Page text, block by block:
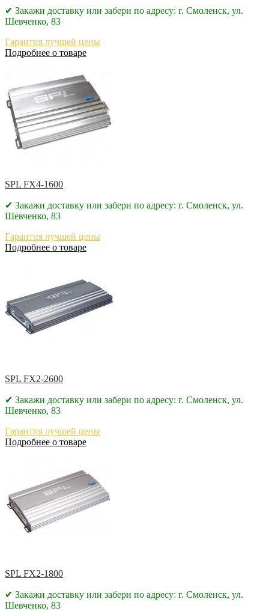
✔ Закажи доставку или забери по адресу: г. Смоленск, ул.
Шевченко, 83
Гарантия лучшей цены
Подробнее о товаре
SPL FX4-1600
✔ Закажи доставку или забери по адресу: г. Смоленск, ул.
Шевченко, 83
Гарантия лучшей цены
Подробнее о товаре
SPL FX2-2600
✔ Закажи доставку или забери по адресу: г. Смоленск, ул.
Шевченко, 83
Гарантия лучшей цены
Подробнее о товаре
SPL FX2-1800
✔ Закажи доставку или забери по адресу: г. Смоленск, ул.
Шевченко, 83